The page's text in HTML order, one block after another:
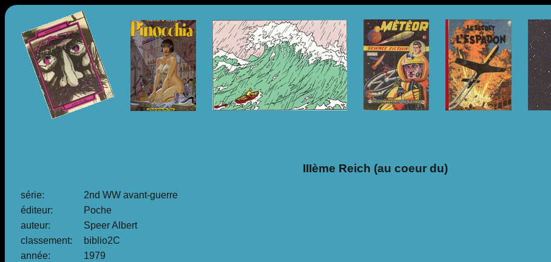
IIIème Reich (au coeur du)
série:
2nd WW avant-guerre
éditeur:
Poche
auteur:
Speer Albert
classement:
biblio2C
année:
1979